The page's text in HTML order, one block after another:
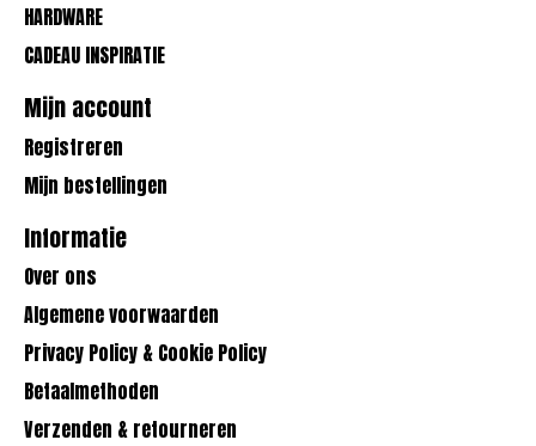
HARDWARE
CADEAU INSPIRATIE
Mijn account
Registreren
Mijn bestellingen
Informatie
Over ons
Algemene voorwaarden
Privacy Policy & Cookie Policy
Betaalmethoden
Verzenden & retourneren